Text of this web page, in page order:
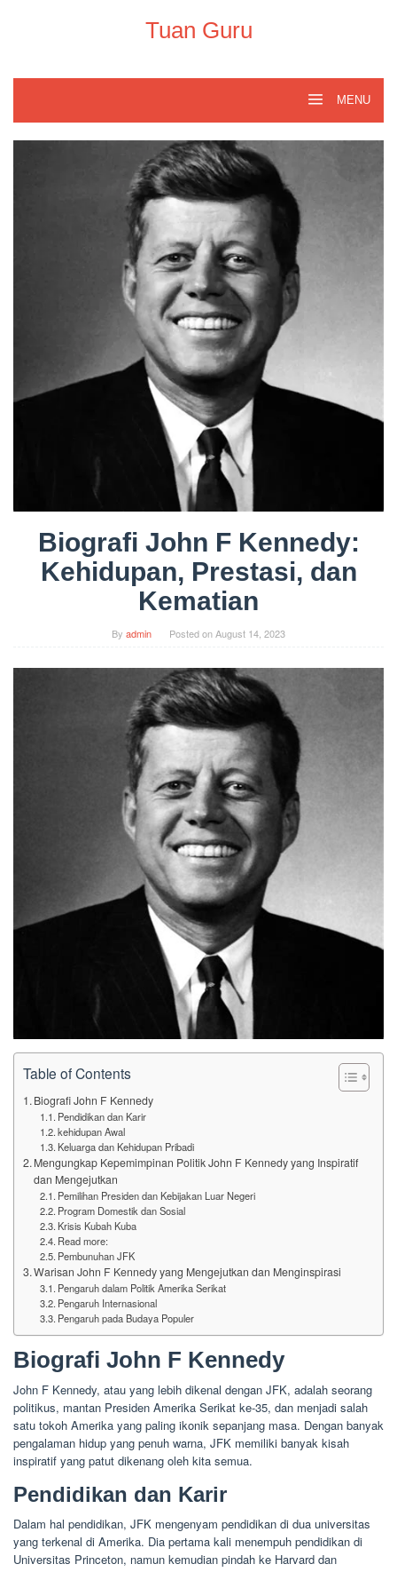
Tuan Guru
MENU
Biografi John F Kennedy:
Kehidupan, Prestasi, dan
Kematian
By admin Posted onAugust 14, 2023
Table of Contents
Biografi John F Kennedy
Pendidikan dan Karir
kehidupan Awal
Keluarga dan Kehidupan Pribadi
Mengungkap Kepemimpinan Politik John F Kennedy yang Inspiratif
dan Mengejutkan
Pemilihan Presiden dan Kebijakan Luar Negeri
Program Domestik dan Sosial
Krisis Kubah Kuba
Read more:
Pembunuhan JFK
Warisan John F Kennedy yang Mengejutkan dan Menginspirasi
Pengaruh dalam Politik Amerika Serikat
Pengaruh Internasional
Pengaruh pada Budaya Populer
Biografi John F Kennedy
John F Kennedy, atau yang lebih dikenal dengan JFK, adalah seorang
politikus, mantan Presiden Amerika Serikat ke-35, dan menjadi salah
satu tokoh Amerika yang paling ikonik sepanjang masa. Dengan banyak
pengalaman hidup yang penuh warna, JFK memiliki banyak kisah
inspiratif yang patut dikenang oleh kita semua.
Pendidikan dan Karir
Dalam hal pendidikan, JFK mengenyam pendidikan di dua universitas
yang terkenal di Amerika. Dia pertama kali menempuh pendidikan di
Universitas Princeton, namun kemudian pindah ke Harvard dan